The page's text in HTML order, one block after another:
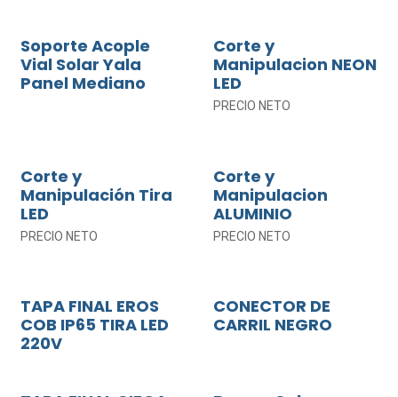
Soporte Acople
Vial Solar Yala
Panel Mediano
Corte y
Manipulacion NEON
LED
PRECIO NETO
Corte y
Manipulación Tira
LED
PRECIO NETO
Corte y
Manipulacion
ALUMINIO
PRECIO NETO
TAPA FINAL EROS
COB IP65 TIRA LED
220V
CONECTOR DE
CARRIL NEGRO